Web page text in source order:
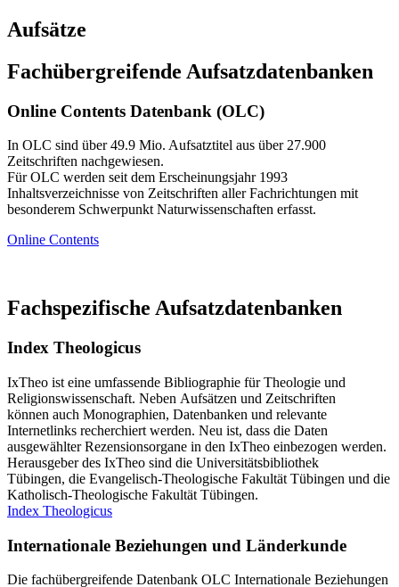
Aufsätze
Fachübergreifende Aufsatzdatenbanken
Online Contents Datenbank (OLC)
In OLC sind über 49.9 Mio. Aufsatztitel aus über 27.900
Zeitschriften nachgewiesen.
Für OLC werden seit dem Erscheinungsjahr 1993
Inhaltsverzeichnisse von Zeitschriften aller Fachrichtungen mit
besonderem Schwerpunkt Naturwissenschaften erfasst.
Online Contents
Fachspezifische Aufsatzdatenbanken
Index Theologicus
IxTheo ist eine umfassende Bibliographie für Theologie und
Religionswissenschaft. Neben Aufsätzen und Zeitschriften
können auch Monographien, Datenbanken und relevante
Internetlinks recherchiert werden. Neu ist, dass die Daten
ausgewählter Rezensionsorgane in den IxTheo einbezogen werden.
Herausgeber des IxTheo sind die Universitätsbibliothek
Tübingen, die Evangelisch-Theologische Fakultät Tübingen und die
Katholisch-Theologische Fakultät Tübingen.
Index Theologicus
Internationale Beziehungen und Länderkunde
Die fachübergreifende Datenbank OLC Internationale Beziehungen